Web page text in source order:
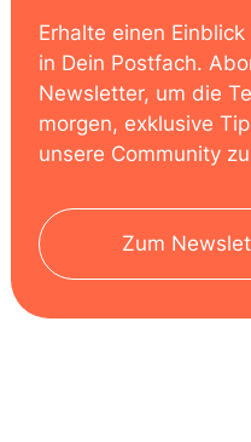
Erhalte einen
in Dein Postfach.
Newsletter, um die
morgen, exklusive
unsere Community
Zum